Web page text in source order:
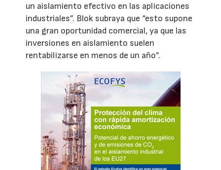
un aislamiento efectivo en las aplicaciones
industriales”. Blok subraya que “esto supone
una gran oportunidad comercial, ya que las
inversiones en aislamiento suelen
rentabilizarse en menos de un año”.